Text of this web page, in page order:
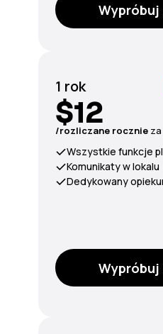
Wypróbuj
1 rok
$12
/rozliczane rocznie za
Wszystkie funkcje
Komunikaty w lokalu
Dedykowany
Wypróbuj